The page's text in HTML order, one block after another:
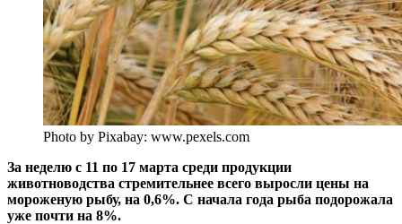
Photo by Pixabay: www.pexels.com
За неделю с 11 по 17 марта среди продукции
животноводства стремительнее всего выросли цены на
мороженую рыбу, на 0,6%. С начала года рыба подорожала
уже почти на 8%.